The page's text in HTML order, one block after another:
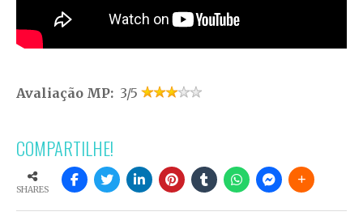
Avaliação MP: 3/5
COMPARTILHE!
SHARES